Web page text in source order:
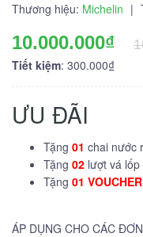
Thương hiệu: Michelin |
10.000.000₫
Tiết kiệm: 300.000₫
ƯU ĐÃI
Tặng 01 chai nước
Tặng 02 lượt vá lốp
Tặng 01 VOUCHER
ÁP DỤNG CHO CÁC